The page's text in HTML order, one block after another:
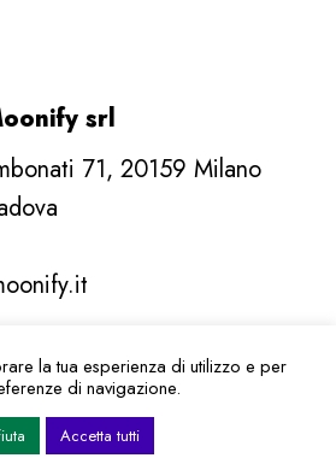
srl
71, 20159 Milano
srl | Padova | P.IVA
la tua esperienza di utilizzo e per
di navigazione.
Accetta tutti